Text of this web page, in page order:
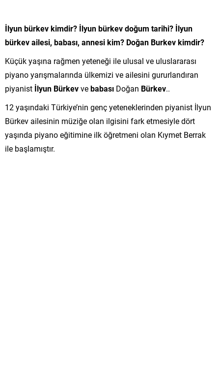
İlyun bürkev kimdir? İlyun bürkev doğum tarihi? İlyun
bürkev ailesi, babası, annesi kim? Doğan Burkev kimdir?
Küçük yaşına rağmen yeteneği ile ulusal ve uluslararası
piyano yarışmalarında ülkemizi ve ailesini gururlandıran
piyanist İlyun Bürkevvebabası Doğan Bürkev..
12 yaşındaki Türkiye’nin genç yeteneklerinden piyanist İlyun
Bürkev ailesinin müziğe olan ilgisini fark etmesiyle dört
yaşında piyano eğitimine ilk öğretmeni olan Kıymet Berrak
ile başlamıştır.